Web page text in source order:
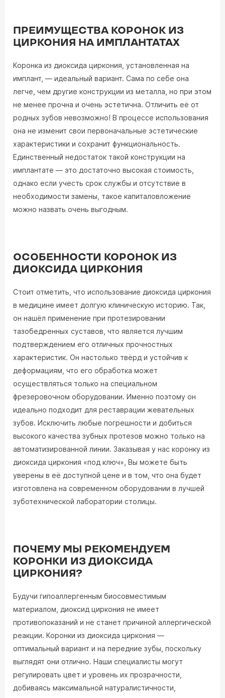
ПРЕИМУЩЕСТВА КОРОНОК ИЗ
ЦИРКОНИЯ НА ИМПЛАНТАТАХ
Коронка из диоксида циркония, установленная на
имплант, — идеальный вариант. Сама по себе она
легче, чем другие конструкции из металла, но при этом
не менее прочна и очень эстетична. Отличить её от
родных зубов невозможно! В процессе использования
она не изменит свои первоначальные эстетические
характеристики и сохранит функциональность.
Единственный недостаток такой конструкции на
имплантате — это достаточно высокая стоимость,
однако если учесть срок службы и отсутствие в
необходимости замены, такое капиталовложение
можно назвать очень выгодным.
ОСОБЕННОСТИ КОРОНОК ИЗ
ДИОКСИДА ЦИРКОНИЯ
Стоит отметить, что использование диоксида циркония
в медицине имеет долгую клиническую историю. Так,
он нашёл применение при протезировании
тазобедренных суставов, что является лучшим
подтверждением его отличных прочностных
характеристик. Он настолько твёрд и устойчив к
деформациям, что его обработка может
осуществляться только на специальном
фрезеровочном оборудовании. Именно поэтому он
идеально подходит для реставрации жевательных
зубов. Исключить любые погрешности и добиться
высокого качества зубных протезов можно только на
автоматизированной линии. Заказывая у нас коронку из
диоксида циркония «под ключ», Вы можете быть
уверены в её доступной цене и в том, что она будет
изготовлена на современном оборудовании в лучшей
зуботехнической лаборатории столицы.
ПОЧЕМУ МЫ РЕКОМЕНДУЕМ
КОРОНКИ ИЗ ДИОКСИДА
ЦИРКОНИЯ?
Будучи гипоаллергенным биосовместимым
материалом, диоксид циркония не имеет
противопоказаний и не станет причиной аллергической
реакции. Коронки из диоксида циркония ―
оптимальный вариант и на передние зубы, поскольку
выглядят они отлично. Наши специалисты могут
регулировать цвет и уровень их прозрачности,
добиваясь максимальной натуралистичности,